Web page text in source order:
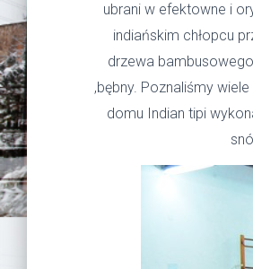
ubrani w efektowne i
indiańskim chłopcu
drzewa
,bębny. Poznaliśmy
domu Indian tipi